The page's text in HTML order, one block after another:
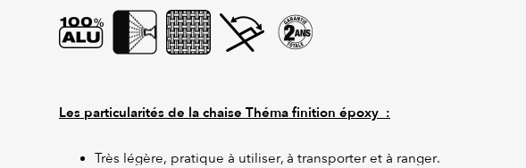
Les particularités de la chaise Théma finition époxy :
Très légère, pratique à utiliser, à transporter et à ranger.